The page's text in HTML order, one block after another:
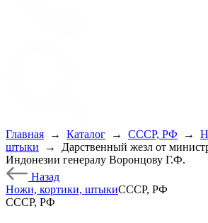
Главная → Каталог → СССР, РФ →
штыки
→
Дарственный жезл от
Индонезии генералу Воронцову Г.Ф.
Назад
Ножи, кортики, штыкиСССР, РФ
СССР, РФ